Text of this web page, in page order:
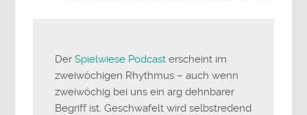
DerSpielwiese Podcast erscheint im
zweiwöchigen Rhythmus – auch wenn
zweiwöchig bei uns ein arg dehnbarer
Begriff ist. Geschwafelt wird selbstredend